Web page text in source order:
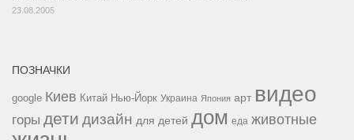
23.08.2005
ПОЗНАЧКИ
google Киев Китай Нью-Йорк Украина Япония арт видео
горы дети дизайн для детей дом еда животные